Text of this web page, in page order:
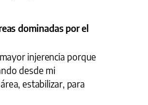
dominadas por el
injerencia porque
desde mi
estabilizar, para